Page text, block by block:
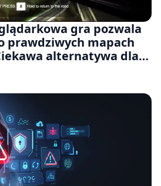
gra pozwala
prawdziwych mapach
alternatywa dla